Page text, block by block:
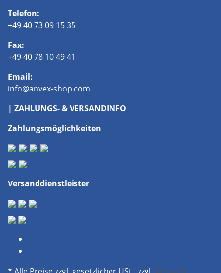
Telefon:
+49 40 73 09 15 35
Fax:
+49 40 78 10 49 41
Email:
info@anvex-shop.com
| ZAHLUNGS- & VERSANDINFO
Zahlungsmöglichkeiten
Versanddienstleister